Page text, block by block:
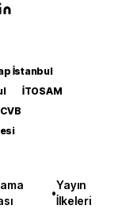
İstanbul
İTOSAM
•
Yayın
İlkeleri